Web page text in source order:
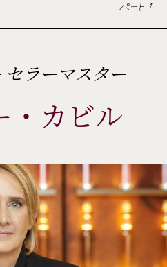
パート 1
ラーマスター
カビル